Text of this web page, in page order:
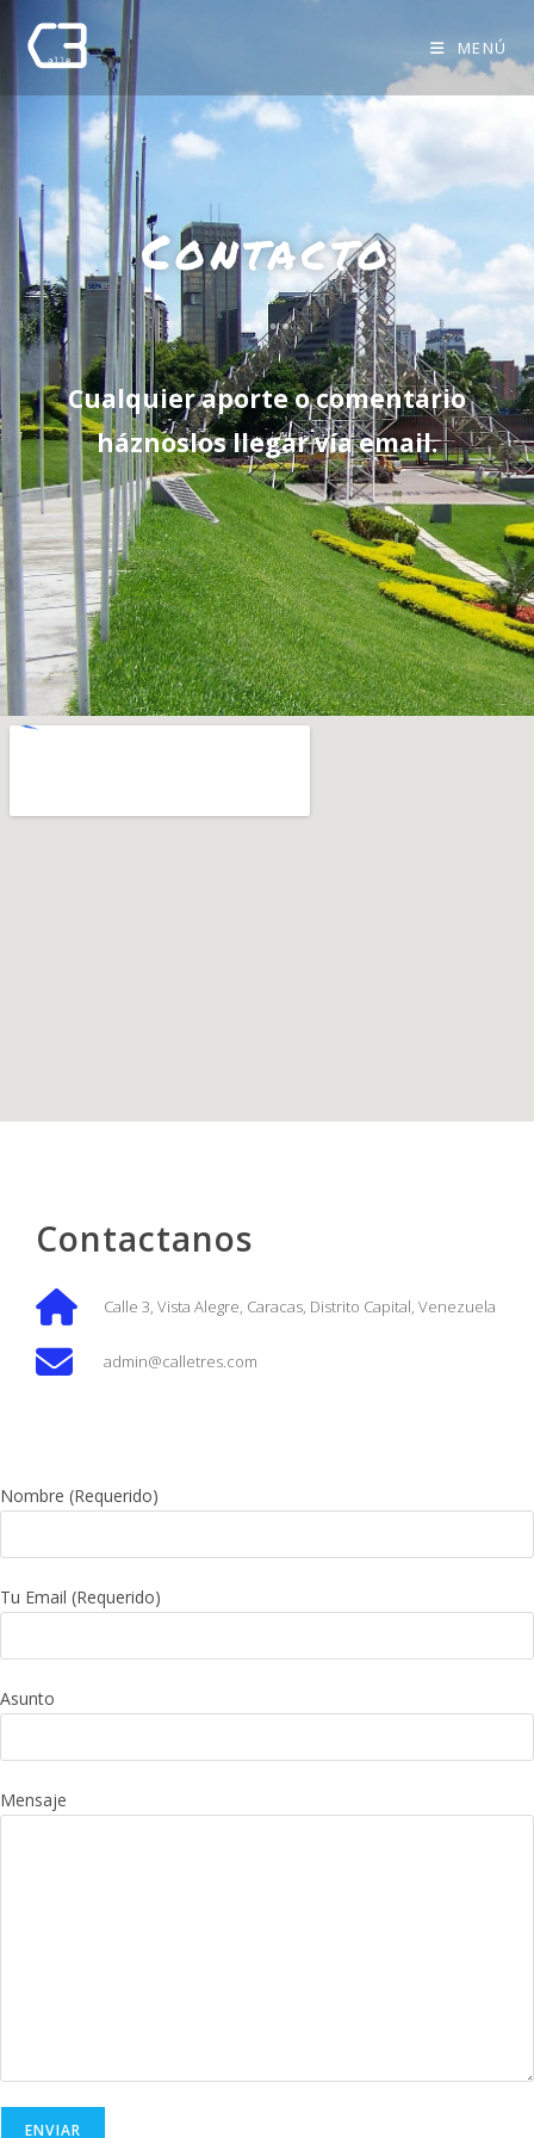
MENÚ
Contacto
Cualquier aporte o comentario
háznoslos llegar vía email.
Contactanos
Calle 3, Vista Alegre, Caracas, Distrito Capital, Venezuela
admin@calletres.com
Nombre (Requerido)
Tu Email (Requerido)
Asunto
Mensaje